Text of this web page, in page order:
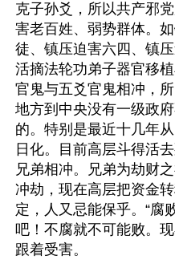
克子孙爻，所以共产邪
害老百姓、弱势群体。
徒、镇压迫害六四、镇
活摘法轮功弟子器官移
官鬼与五爻官鬼相冲，
地方到中央没有一级政
的。特别是最近十几年
日化。目前高层斗得活
兄弟相冲。兄弟为劫财
冲劫，现在高层把资金
定，人又忌能保乎。“腐
吧！不腐就不可能败。
跟着受害。